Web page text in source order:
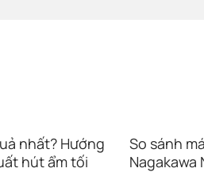
nhất? Hướng
hút ẩm tối
So sánh
Nagakawa